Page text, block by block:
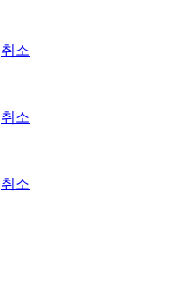
취소
취소
취소